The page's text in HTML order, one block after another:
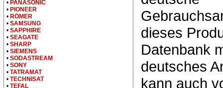
dieses
Datenbank
deutsches
kann auch
• PANASONIC
• PIONEER
• RÖMER
• SAMSUNG
• SAPPHIRE
• SEAGATE
• SHARP
• SIEMENS
• SODASTREAM
• SONY
• TATRAMAT
• TECHNISAT
• TEFAL